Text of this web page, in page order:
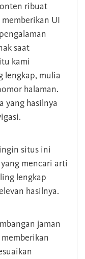
ribuat
UI
saat
kami
lengkap, mulia
halaman.
yang hasilnya
situs ini
mencari arti
lengkap
hasilnya.
jaman